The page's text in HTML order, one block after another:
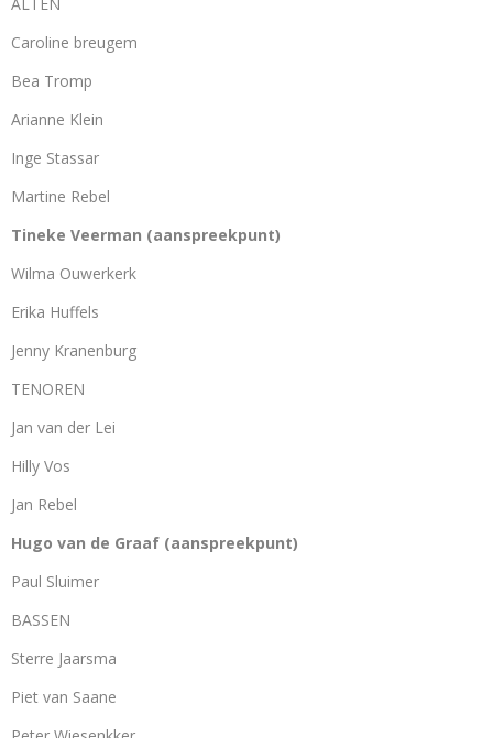
Caroline breugem
Bea Tromp
Arianne Klein
Inge Stassar
Martine Rebel
Tineke Veerman (aanspreekpunt)
Wilma Ouwerkerk
Erika Huffels
Jenny Kranenburg
TENOREN
Jan van der Lei
Hilly Vos
Jan Rebel
Hugo van de Graaf (aanspreekpunt)
Paul Sluimer
BASSEN
Sterre Jaarsma
Piet van Saane